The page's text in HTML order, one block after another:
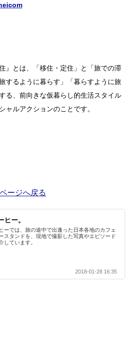
』とは、「移住・定住」と「旅での滞
するように暮らす」「暮らすように旅
る、前向きな仮暮らし的生活スタイル
ャルアクションのことです。
ージへ戻る
ヒー。
ーでは、旅の途中で出逢った日本各地のカフェ
スタンドを、現地で撮影した写真やエピソード
しています。
2018-01-28 16:35